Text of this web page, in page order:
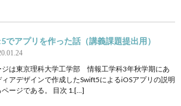
でアプリを作った話（講義課題提出用）
ジは東京理科大学工学部 情報工学科3年秋学期にあ
ィアデザインで作成したSwift5によるiOSアプリの説明
ページである。 目次 1.[…]